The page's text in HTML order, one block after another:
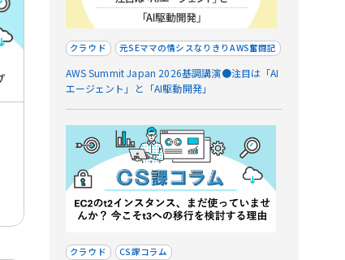
クラウド 元SEママの情シスなりきりAWS奮闘記
AWS Summit Japan 2026基調講演●注目は「AI
エージェント」と「AI駆動開発」
クラウド CS課コラム